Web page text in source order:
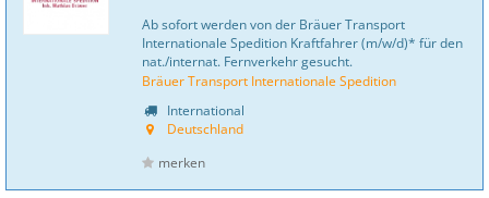
Ab sofort werden von der Bräuer Transport
Internationale Spedition Kraftfahrer (m/w/d)* für den
nat./internat. Fernverkehr gesucht.
Bräuer Transport Internationale Spedition
International
Deutschland
merken